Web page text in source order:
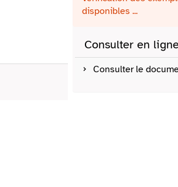
disponibles ...
Consulter en
Consulter le